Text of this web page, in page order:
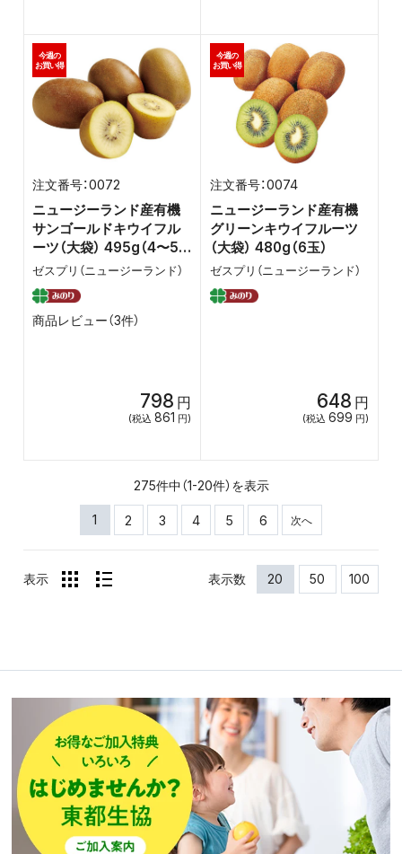
0072
ニュージーランド産有機
サンゴールドキウイフル
ーツ（大袋） 495g（4〜5
玉）
ゼスプリ（ニュージーランド）
今週の
お買い得
商品レビュー（3件）
798 円
(税込 861 円)
0074
ニュージーランド産有機
グリーンキウイフルーツ
（大袋） 480g（6玉）
ゼスプリ（ニュージーランド）
今週の
お買い得
648 円
(税込 699 円)
275件中（1-20件）を表示
1 2 3 4 5 6 次へ
表示 表示数 20 50 100